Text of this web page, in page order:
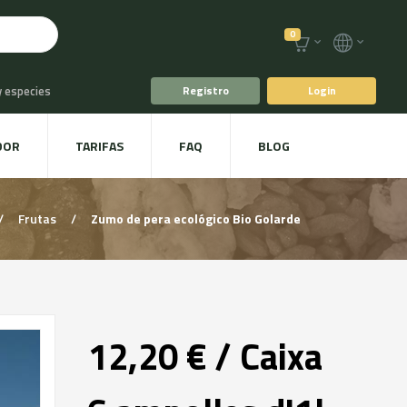
0
especies
y Setas
Registro Login
TARIFAS FAQ BLOG
Frutas / Zumo de pera ecológico Bio Golarde
12,20 € / Caixa